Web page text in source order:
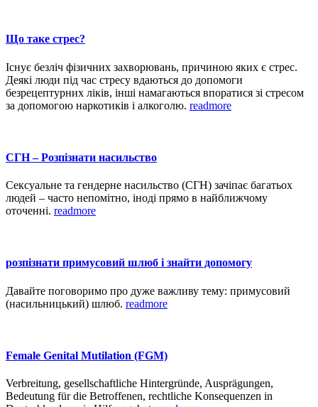
Що таке стрес?
Існує безліч фізичних захворювань, причиною яких є стрес.
Деякі люди під час стресу вдаються до допомоги
безрецептурних ліків, інші намагаються впоратися зі стресом
за допомогою наркотиків і алкоголю. readmore
СГН – Розпізнати насильство
Сексуальне та гендерне насильство (СГН) зачіпає багатьох
людей – часто непомітно, іноді прямо в найближчому
оточенні. readmore
розпізнати примусовий шлюб і знайти допомогу
Давайте поговоримо про дуже важливу тему: примусовий
(насильницький) шлюб. readmore
Female Genital Mutilation (FGM)
Verbreitung, gesellschaftliche Hintergründe, Ausprägungen,
Bedeutung für die Betroffenen, rechtliche Konsequenzen in